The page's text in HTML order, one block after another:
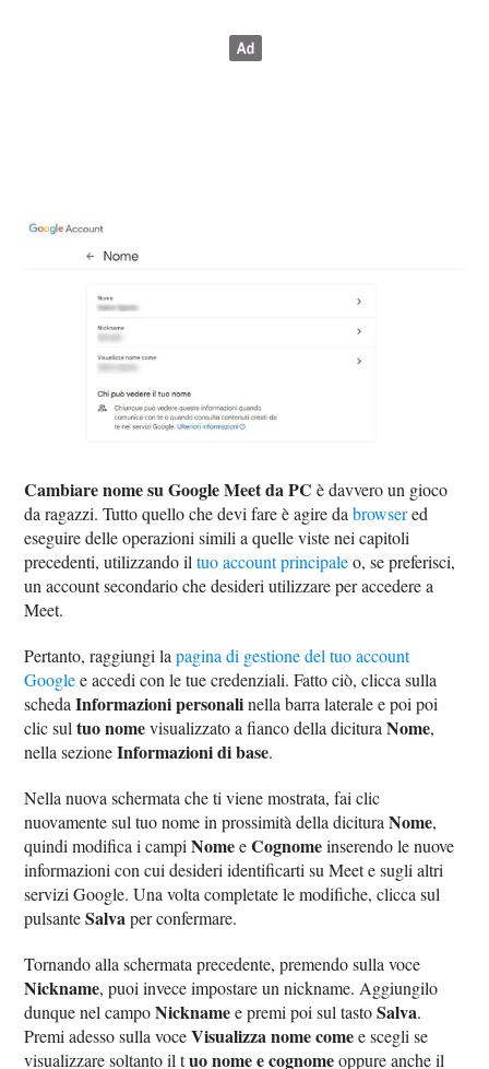
Cambiare nome su Google Meet da PC è davvero un gioco
da ragazzi. Tutto quello che devi fare è agire dabrowsered
eseguire delle operazioni simili a quelle viste nei capitoli
precedenti, utilizzando iltuo account principaleo, se preferisci,
un account secondario che desideri utilizzare per accedere a
Meet.
Pertanto, raggiungi lapagina di gestione del tuo account
Googlee accedi con le tue credenziali. Fatto ciò, clicca sulla
schedaInformazioni personalinella barra laterale e poi poi
clic sultuo nomevisualizzato a fianco della dicituraNome,
nella sezioneInformazioni di base.
Nella nuova schermata che ti viene mostrata, fai clic
nuovamente sul tuo nome in prossimità della dicituraNome,
quindi modifica i campiNomeeCognomeinserendo le nuove
informazioni con cui desideri identificarti su Meet e sugli altri
servizi Google. Una volta completate le modifiche, clicca sul
pulsanteSalvaper confermare.
Tornando alla schermata precedente, premendo sulla voce
Nickname, puoi invece impostare un nickname. Aggiungilo
dunque nel campoNicknamee premi poi sul tastoSalva.
Premi adesso sulla voceVisualizza nome comee scegli se
visualizzare soltanto il tuo nome e cognomeoppure anche il